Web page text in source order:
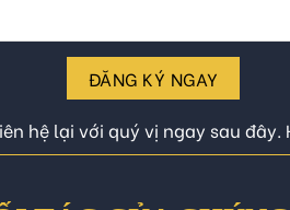
ĐĂNG KÝ NGAY
hệ lại với quý vị ngay sau